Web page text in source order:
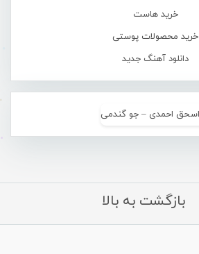
خرید هاست
خرید محصولات پوستی
دانلود آهنگ جدید
بازگشت به بالا